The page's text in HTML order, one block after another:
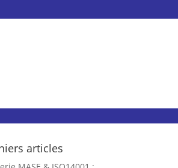
articles